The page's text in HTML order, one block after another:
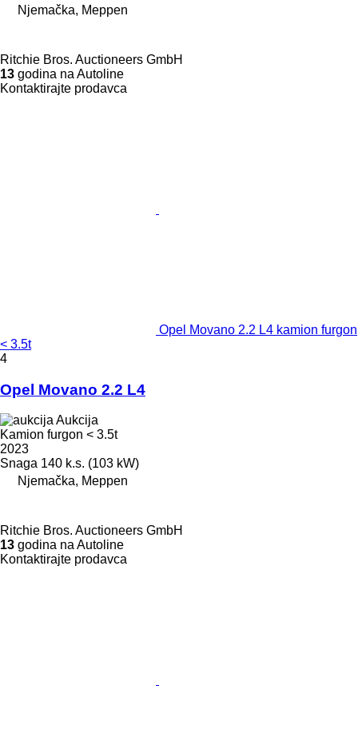
Njemačka, Meppen
Ritchie Bros. Auctioneers GmbH
13 godina na Autoline
Kontaktirajte prodavca
Opel Movano 2.2 L4 kamion furgon
< 3.5t
4
Opel Movano 2.2 L4
Aukcija
Kamion furgon < 3.5t
2023
Snaga 140 k.s. (103 kW)
Njemačka, Meppen
Ritchie Bros. Auctioneers GmbH
13 godina na Autoline
Kontaktirajte prodavca